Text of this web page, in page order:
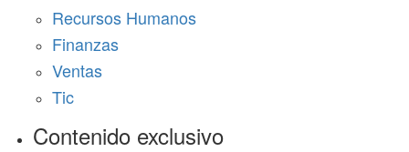
Recursos Humanos
Finanzas
Ventas
Tic
Contenido exclusivo